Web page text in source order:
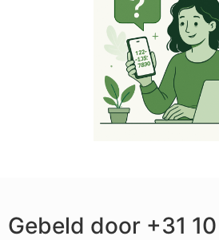
Gebeld door +31 10